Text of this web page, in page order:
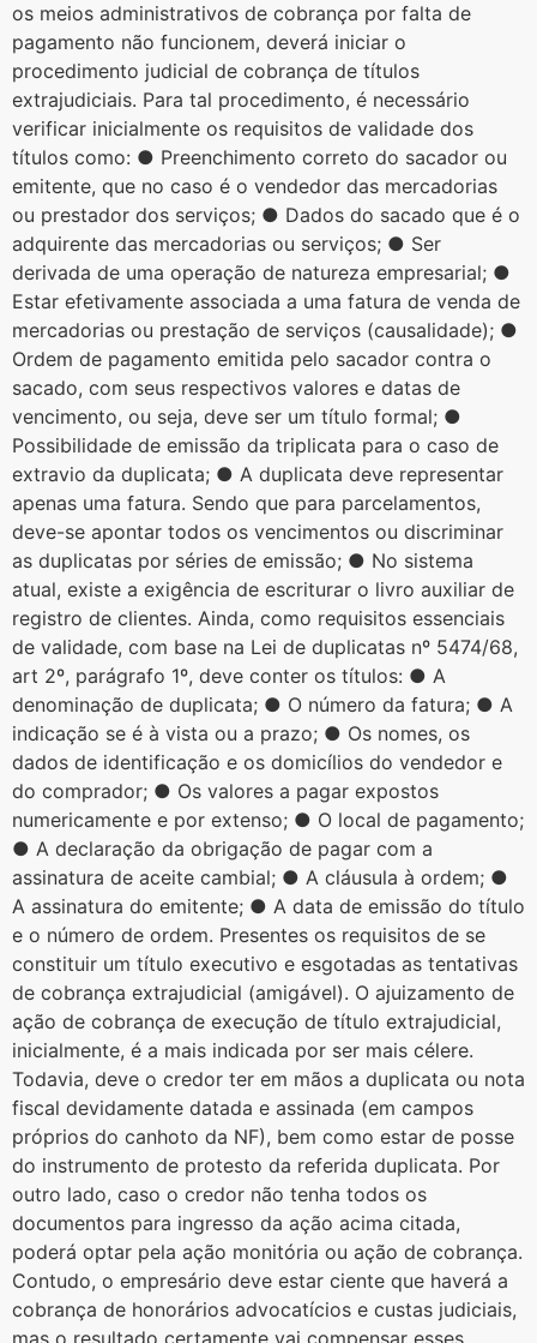
os meios administrativos de cobrança por falta de
pagamento não funcionem, deverá iniciar o
procedimento judicial de cobrança de títulos
extrajudiciais. Para tal procedimento, é necessário
verificar inicialmente os requisitos de validade dos
títulos como: ● Preenchimento correto do sacador ou
emitente, que no caso é o vendedor das mercadorias
ou prestador dos serviços; ● Dados do sacado que é o
adquirente das mercadorias ou serviços; ● Ser
derivada de uma operação de natureza empresarial; ●
Estar efetivamente associada a uma fatura de venda de
mercadorias ou prestação de serviços (causalidade); ●
Ordem de pagamento emitida pelo sacador contra o
sacado, com seus respectivos valores e datas de
vencimento, ou seja, deve ser um título formal; ●
Possibilidade de emissão da triplicata para o caso de
extravio da duplicata; ● A duplicata deve representar
apenas uma fatura. Sendo que para parcelamentos,
deve-se apontar todos os vencimentos ou discriminar
as duplicatas por séries de emissão; ● No sistema
atual, existe a exigência de escriturar o livro auxiliar de
registro de clientes. Ainda, como requisitos essenciais
de validade, com base na Lei de duplicatas nº 5474/68,
art 2º, parágrafo 1º, deve conter os títulos: ● A
denominação de duplicata; ● O número da fatura; ● A
indicação se é à vista ou a prazo; ● Os nomes, os
dados de identificação e os domicílios do vendedor e
do comprador; ● Os valores a pagar expostos
numericamente e por extenso; ● O local de pagamento;
● A declaração da obrigação de pagar com a
assinatura de aceite cambial; ● A cláusula à ordem; ●
A assinatura do emitente; ● A data de emissão do título
e o número de ordem. Presentes os requisitos de se
constituir um título executivo e esgotadas as tentativas
de cobrança extrajudicial (amigável). O ajuizamento de
ação de cobrança de execução de título extrajudicial,
inicialmente, é a mais indicada por ser mais célere.
Todavia, deve o credor ter em mãos a duplicata ou nota
fiscal devidamente datada e assinada (em campos
próprios do canhoto da NF), bem como estar de posse
do instrumento de protesto da referida duplicata. Por
outro lado, caso o credor não tenha todos os
documentos para ingresso da ação acima citada,
poderá optar pela ação monitória ou ação de cobrança.
Contudo, o empresário deve estar ciente que haverá a
cobrança de honorários advocatícios e custas judiciais,
mas o resultado certamente vai compensar esses